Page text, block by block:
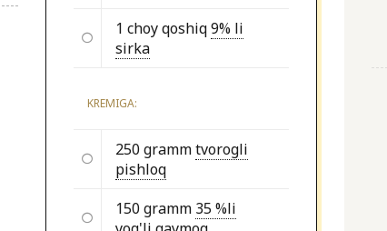
1 choy qoshiq9% li
sirka
KREMIGA:
250 grammtvorogli
pishloq
150 gramm 35 %li